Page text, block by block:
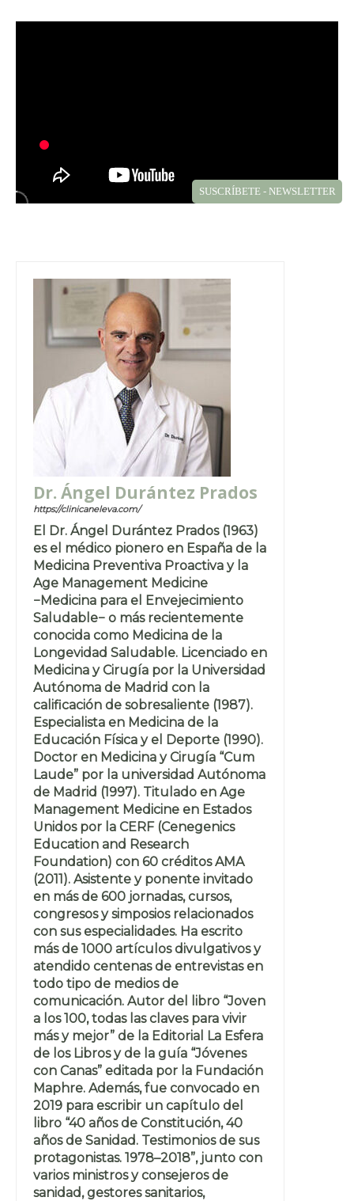
Dr. Ángel Durántez Prados
https://clinicaneleva.com/
El Dr. Ángel Durántez Prados (1963)
es el médico pionero en España de la
Medicina Preventiva Proactiva y la
Age Management Medicine
−Medicina para el Envejecimiento
Saludable− o más recientemente
conocida como Medicina de la
Longevidad Saludable. Licenciado en
Medicina y Cirugía por la Universidad
Autónoma de Madrid con la
calificación de sobresaliente (1987).
Especialista en Medicina de la
Educación Física y el Deporte (1990).
Doctor en Medicina y Cirugía “Cum
Laude” por la universidad Autónoma
de Madrid (1997). Titulado en Age
Management Medicine en Estados
Unidos por la CERF (Cenegenics
Education and Research
Foundation) con 60 créditos AMA
(2011). Asistente y ponente invitado
en más de 600 jornadas, cursos,
congresos y simposios relacionados
con sus especialidades. Ha escrito
más de 1000 artículos divulgativos y
atendido centenas de entrevistas en
todo tipo de medios de
comunicación. Autor del libro “Joven
a los 100, todas las claves para vivir
más y mejor” de la Editorial La Esfera
de los Libros y de la guía “Jóvenes
con Canas” editada por la Fundación
Maphre. Además, fue convocado en
2019 para escribir un capítulo del
libro “40 años de Constitución, 40
años de Sanidad. Testimonios de sus
protagonistas. 1978–2018”, junto con
varios ministros y consejeros de
sanidad, gestores sanitarios,
SUSCRÍBETE - NEWSLETTER